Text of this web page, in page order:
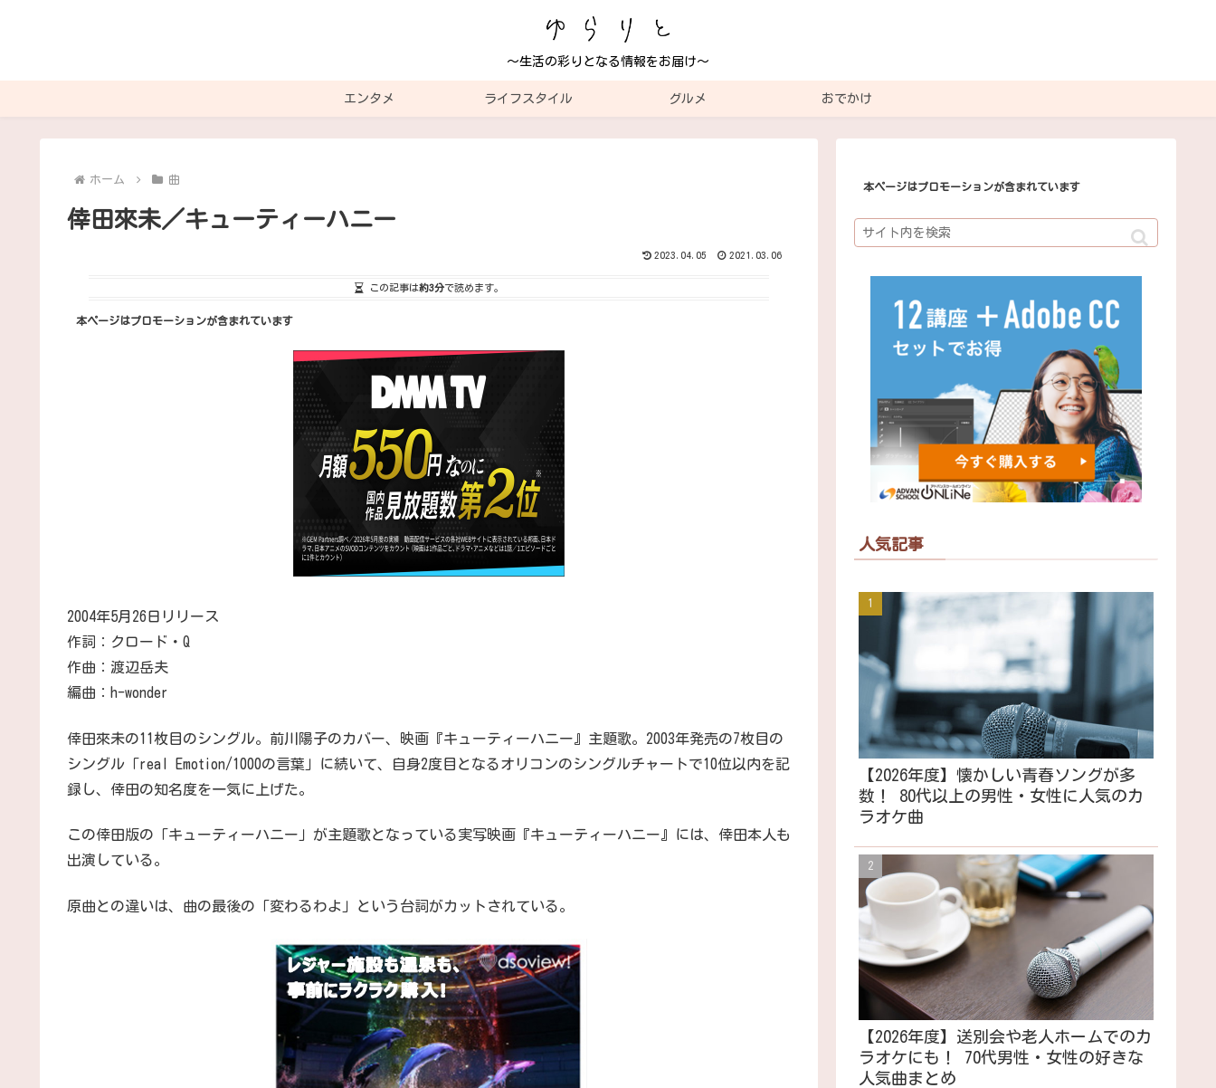
～生活の彩りとなる情報をお届け～
エンタメ ライフスタイル グルメ おでかけ
ホーム 曲
倖田來未／キューティーハニー
2023.04.05 2021.03.06
この記事は約3分で読めます。
本ページはプロモーションが含まれています
2004年5月26日リリース
作詞：クロード・Q
作曲：渡辺岳夫
編曲：h-wonder
倖田來未の11枚目のシングル。前川陽子のカバー、映画『キューティーハニー』主題歌。2003年発売の7枚目の
シングル「real Emotion/1000の言葉」に続いて、自身2度目となるオリコンのシングルチャートで10位以内を記
録し、倖田の知名度を一気に上げた。
この倖田版の「キューティーハニー」が主題歌となっている実写映画『キューティーハニー』には、倖田本人も
出演している。
原曲との違いは、曲の最後の「変わるわよ」という台詞がカットされている。
本ページはプロモーションが含まれています
人気記事
【2026年度】懐かしい青春ソングが多
数！ 80代以上の男性・女性に人気のカ
ラオケ曲
【2026年度】送別会や老人ホームでのカ
ラオケにも！ 70代男性・女性の好きな
人気曲まとめ